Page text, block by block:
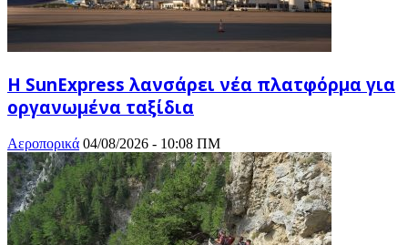
Η SunExpress λανσάρει νέα πλατφόρμα για
οργανωμένα ταξίδια
Αεροπορικά 04/08/2026 - 10:08 ΠΜ